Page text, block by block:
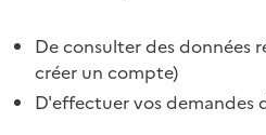
De consulter des données
créer un compte)
D'effectuer vos demandes